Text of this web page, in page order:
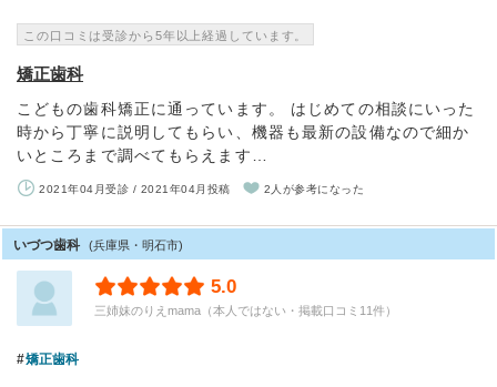
この口コミは受診から5年以上経過しています。
矯正歯科
こどもの歯科矯正に通っています。 はじめての相談にいった
時から丁寧に説明してもらい、機器も最新の設備なので細か
いところまで調べてもらえます…
2021年04月受診 / 2021年04月投稿 2人が参考になった
いづつ歯科 (兵庫県・明石市)
5.0
三姉妹のりえmama（本人ではない・掲載口コミ11件）
矯正歯科